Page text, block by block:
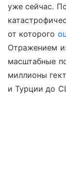
уже сейчас.
от которого
Отражением
масштабные
миллионы
и Турции до